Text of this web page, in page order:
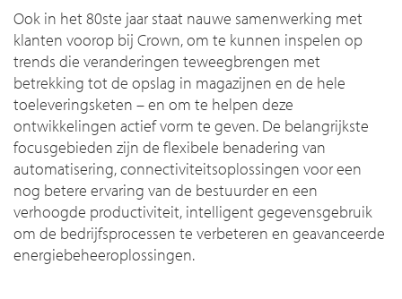
Ook in het 80ste jaar staat nauwe samenwerking met
klanten voorop bij Crown, om te kunnen inspelen op
trends die veranderingen teweegbrengen met
betrekking tot de opslag in magazijnen en de hele
toeleveringsketen – en om te helpen deze
ontwikkelingen actief vorm te geven. De belangrijkste
focusgebieden zijn de flexibele benadering van
automatisering, connectiviteitsoplossingen voor een
nog betere ervaring van de bestuurder en een
verhoogde productiviteit, intelligent gegevensgebruik
om de bedrijfsprocessen te verbeteren en geavanceerde
energiebeheeroplossingen.